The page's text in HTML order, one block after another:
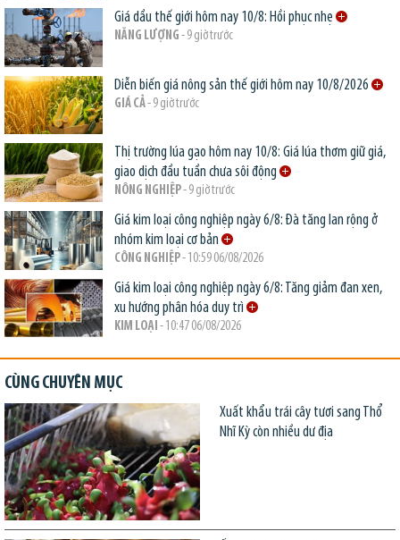
Giá dầu thế giới hôm nay 10/8: Hồi phục nhẹ
NĂNG LƯỢNG - 9 giờ trước
Diễn biến giá nông sản thế giới hôm nay 10/8/2026
GIÁ CẢ- 9 giờ trước
Thị trường lúa gạo hôm nay 10/8: Giá lúa thơm giữ giá,
giao dịch đầu tuần chưa sôi động
NÔNG NGHIỆP- 9 giờ trước
Giá kim loại công nghiệp ngày 6/8: Đà tăng lan rộng ở
nhóm kim loại cơ bản
CÔNG NGHIỆP- 10:59 06/08/2026
Giá kim loại công nghiệp ngày 6/8: Tăng giảm đan xen,
xu hướng phân hóa duy trì
KIM LOẠI - 10:47 06/08/2026
CÙNG CHUYÊN MỤC
Xuất khẩu trái cây tươi sang Thổ
Nhĩ Kỳ còn nhiều dư địa